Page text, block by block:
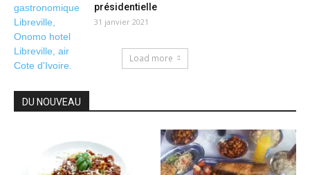
présidentielle
31 janvier 2021
Load more
DU NOUVEAU